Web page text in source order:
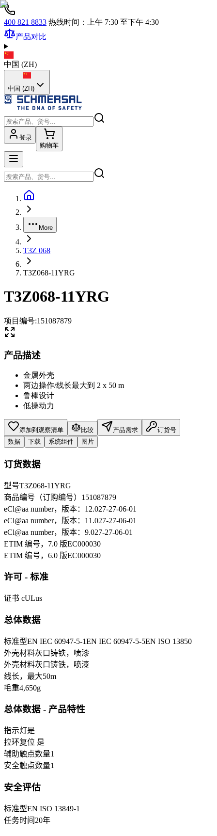
400 821 8833 热线时间：上午 7:30 至下午 4:30
产品对比
中国 (ZH)
中国 (ZH)
登录
购物车
More
T3Z 068
T3Z068-11YRG
T3Z068-11YRG
项目编号:151087879
产品描述
金属外壳
两边操作/线长最大到 2 x 50 m
鲁棒设计
低操动力
添加到观察清单 比较 产品需求
订货号
数据
下载 系统组件 图片
订货数据
型号T3Z068-11YRG
商品编号（订购编号） 151087879
eCl@aa number，版本：12.027-27-06-01
eCl@aa number，版本：11.027-27-06-01
eCl@aa number，版本：9.027-27-06-01
ETIM 编号，7.0 版EC000030
ETIM 编号，6.0 版EC000030
许可 - 标准
证书 cULus
总体数据
标准型EN IEC 60947-5-1EN IEC 60947-5-5EN ISO 13850
外壳材料灰口铸铁，喷漆
外壳材料灰口铸铁，喷漆
线长，最大50m
毛重4,650g
总体数据 - 产品特性
指示灯是
拉环复位 是
辅助触点数量1
安全触点数量1
安全评估
标准型EN ISO 13849-1
任务时间 20年